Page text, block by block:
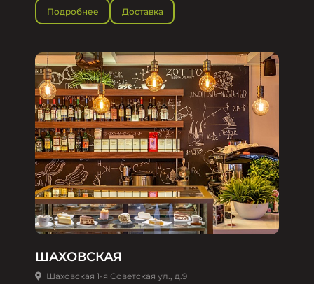
Подробнее Доставка
ШАХОВСКАЯ
Шаховская 1-я Советская ул., д.9